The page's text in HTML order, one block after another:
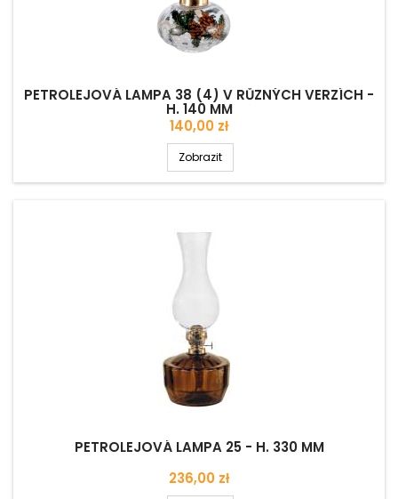
PETROLEJOVÁ LAMPA 38 (4) V RŮZNÝCH VERZÍCH -
H. 140 MM
Cena
140,00 zł
Zobrazit
PETROLEJOVÁ LAMPA 25 - H. 330 MM
Cena
236,00 zł